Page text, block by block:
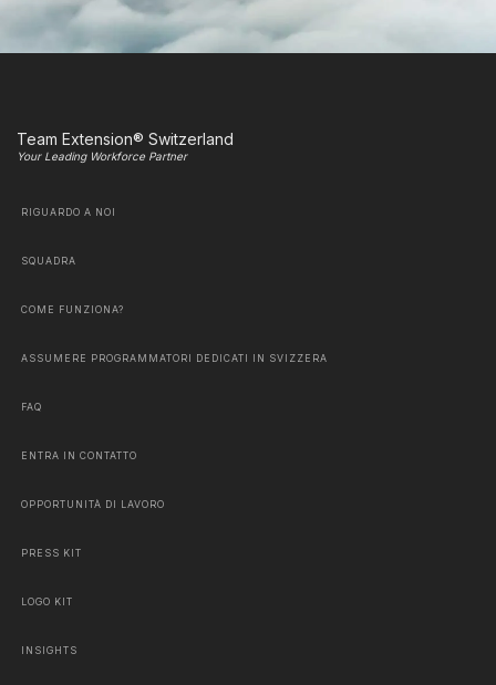
Team Extension® Switzerland
Your Leading Workforce Partner
RIGUARDO A NOI
SQUADRA
COME FUNZIONA?
ASSUMERE PROGRAMMATORI DEDICATI IN SVIZZERA
FAQ
ENTRA IN CONTATTO
OPPORTUNITÀ DI LAVORO
PRESS KIT
LOGO KIT
INSIGHTS